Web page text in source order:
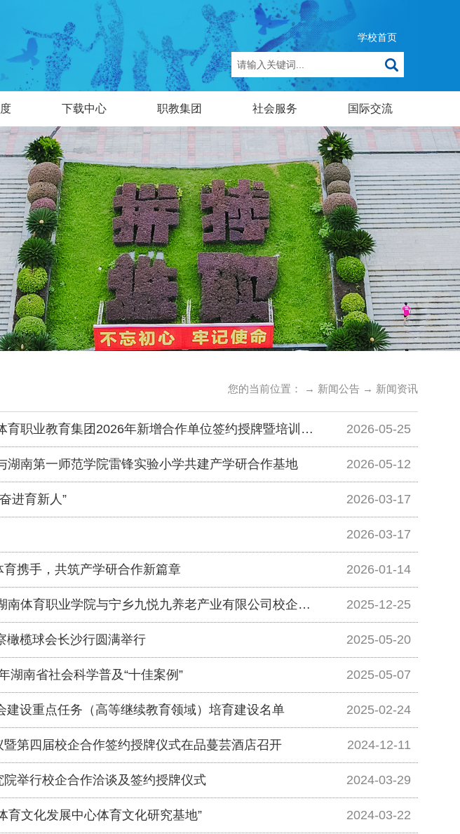
学校首页
下载中心 职教集团 社会服务 国际交流
您的当前位置： → 新闻公告 → 新闻资讯
职业教育集团2026年新增合作单位签约授牌暨培训会
2026-05-25
南第一师范学院雷锋实验小学共建产学研合作基地 2026-05-12
进育新人” 2026-03-17
2026-03-17
携手，共筑产学研合作新篇章 2026-01-14
体育职业学院与宁乡九悦九养老产业有限公司校企合
2025-12-25
橄榄球会长沙行圆满举行 2025-05-20
湖南省社会科学普及“十佳案例” 2025-05-07
设重点任务（高等继续教育领域）培育建设名单 2025-02-24
第四届校企合作签约授牌仪式在品蔓芸酒店召开 2024-12-11
举行校企合作洽谈及签约授牌仪式 2024-03-29
育文化发展中心体育文化研究基地” 2024-03-22